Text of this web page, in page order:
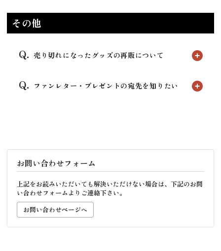
その他
売り切れになったグッズの再販について
ファンレター・プレゼントの宛先を知りたい
お問い合わせフォーム
上記をお読みいただいても解決いただけない場合は、下記のお問
い合わせフォームよりご連絡下さい。
お問い合わせページへ